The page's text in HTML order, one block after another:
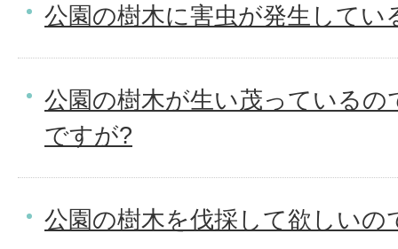
公園の樹木に害虫が発生してい
公園の樹木が生い茂っている
ですが?
公園の樹木を伐採して欲しいの